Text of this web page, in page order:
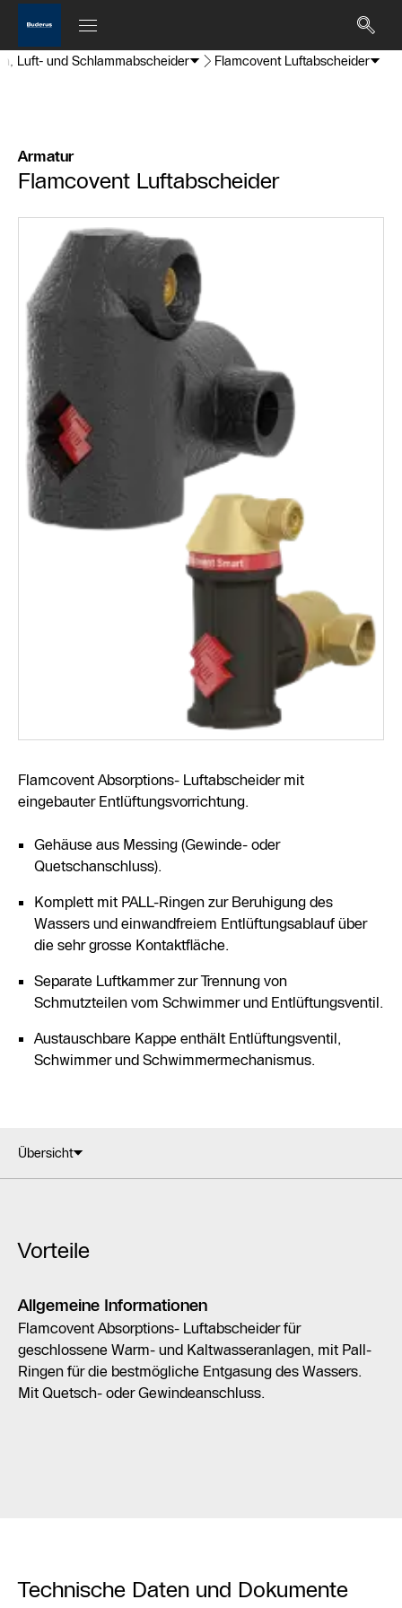
Luft- und Schlammabscheider Flamcovent Luftabscheider
Armatur
Flamcovent Luftabscheider
Flamcovent Absorptions- Luftabscheider mit
eingebauter Entlüftungsvorrichtung.
Gehäuse aus Messing (Gewinde- oder
Quetschanschluss).
Komplett mit PALL-Ringen zur Beruhigung des
Wassers und einwandfreiem Entlüftungsablauf über
die sehr grosse Kontaktfläche.
Separate Luftkammer zur Trennung von
Schmutzteilen vom Schwimmer und Entlüftungsventil.
Austauschbare Kappe enthält Entlüftungsventil,
Schwimmer und Schwimmermechanismus.
Übersicht
Vorteile
Allgemeine Informationen
Flamcovent Absorptions- Luftabscheider für
geschlossene Warm- und Kaltwasseranlagen, mit Pall-
Ringen für die bestmögliche Entgasung des Wassers.
Mit Quetsch- oder Gewindeanschluss.
Technische Daten und Dokumente